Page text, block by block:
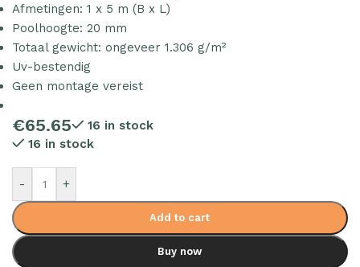
Afmetingen: 1 x 5 m (B x L)
Poolhoogte: 20 mm
Totaal gewicht: ongeveer 1.306 g/m²
Uv-bestendig
Geen montage vereist
€65.65
16 in stock
16 in stock
- +
Add to cart
Buy now